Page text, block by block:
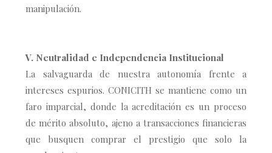
manipulación.
V. Neutralidad e Independencia Institucional
La salvaguarda de nuestra autonomía frente a
intereses espurios. CONICITH se mantiene como un
faro imparcial, donde la acreditación es un proceso
de mérito absoluto, ajeno a transacciones financieras
que busquen comprar el prestigio que solo la